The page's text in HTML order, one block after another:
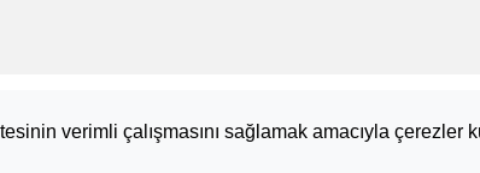
verimli çalışmasını sağlamak amacıyla çerezler